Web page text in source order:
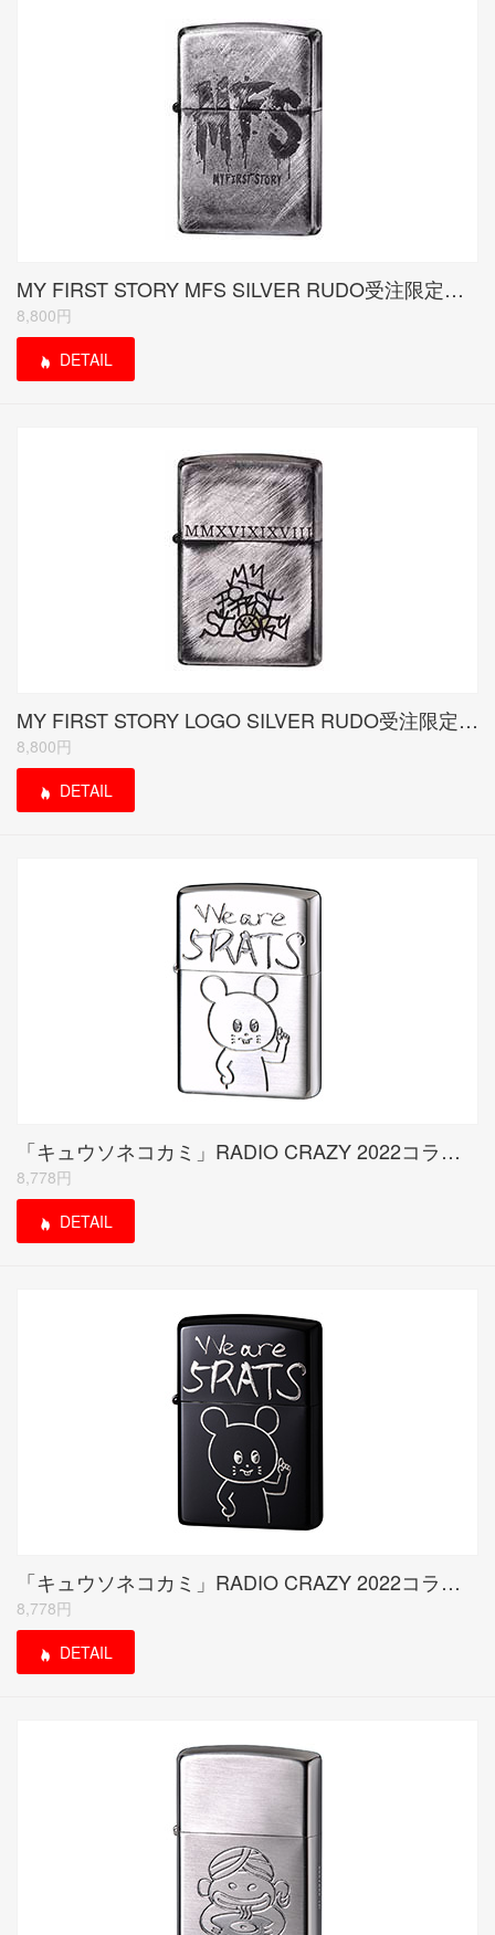
MY FIRST STORY MFS SILVER RUDO受注限定モデル<当サイトは紹介のみ>
8,800円
DETAIL
MY FIRST STORY LOGO SILVER RUDO受注限定モデル<当サイトは紹介のみ>
8,800円
DETAIL
「キュウソネコカミ」RADIO CRAZY 2022コラボモデル シルバーサテーナ
8,778円
DETAIL
「キュウソネコカミ」RADIO CRAZY 2022コラボモデル ブラックニッケル
8,778円
DETAIL